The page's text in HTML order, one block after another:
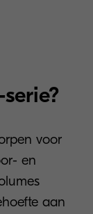
voor
en
aan